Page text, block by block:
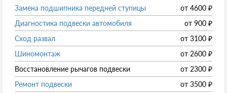
Замена подшипника передней ступицы от 4600 ₽
Диагностика подвески автомобиля
от 900 ₽
Сход развал
от 3100 ₽
Шиномонтаж
от 2600 ₽
Восстановление рычагов подвески
от 2300 ₽
Ремонт подвески
от 3500 ₽